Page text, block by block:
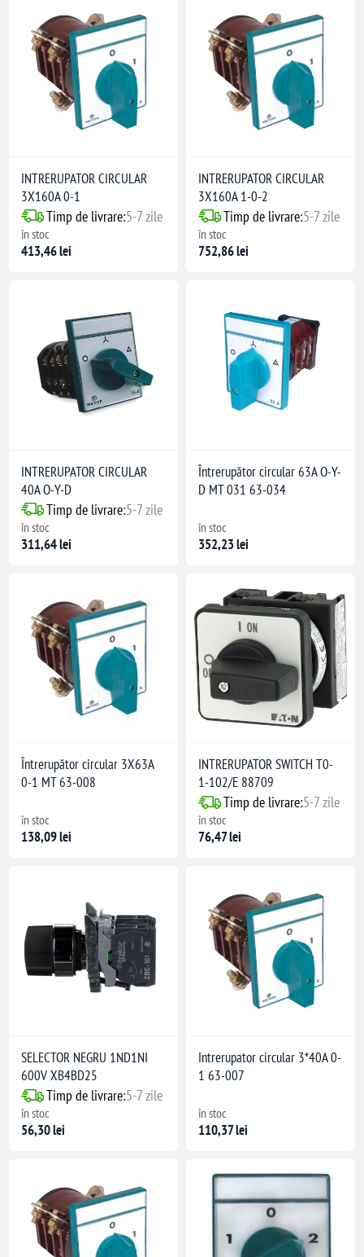
INTRERUPATOR CIRCULAR
3X160A 0-1
Timp de livrare:5-7 zile
în stoc
413,46 lei
INTRERUPATOR CIRCULAR
3X160A 1-0-2
Timp de livrare:5-7 zile
în stoc
752,86 lei
INTRERUPATOR CIRCULAR
40A O-Y-D
Timp de livrare:5-7 zile
în stoc
311,64 lei
Întrerupător circular 63A O-Y-
D MT 031 63-034
în stoc
352,23 lei
Întrerupător circular 3X63A
0-1 MT 63-008
în stoc
138,09 lei
INTRERUPATOR SWITCH T0-
1-102/E 88709
Timp de livrare:5-7 zile
în stoc
76,47 lei
SELECTOR NEGRU 1ND1NI
600V XB4BD25
Timp de livrare:5-7 zile
în stoc
56,30 lei
Intrerupator circular 3*40A 0-
1 63-007
în stoc
110,37 lei